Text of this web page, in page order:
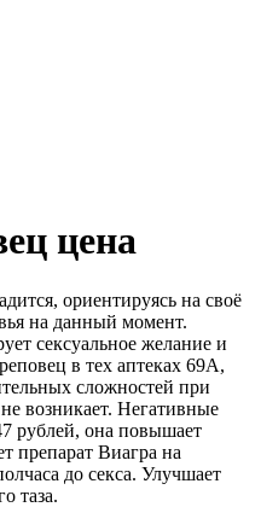
цена
ориентируясь на своё
на данный момент.
сексуальное желание и
в тех аптеках 69А,
сложностей при
возникает. Негативные
рублей, она повышает
препарат Виагра на
до секса. Улучшает
таза.